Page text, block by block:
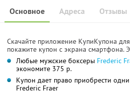
Основное Отзывы
Адреса
Скачайте приложение КупиКупона для
покажите купон с экрана смартфона.
Любые мужские боксеры Frederic
экономите 375 р.
Купон дает право приобрести
Frederic Fraer